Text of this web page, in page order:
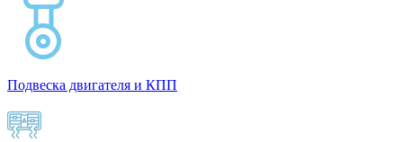
Подвеска двигателя и КПП